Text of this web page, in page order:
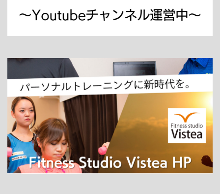
ホーム
パーソナルトレーニング
ダイエット